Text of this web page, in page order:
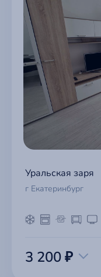
Уральская заря
г Екатеринбург
3 200 ₽